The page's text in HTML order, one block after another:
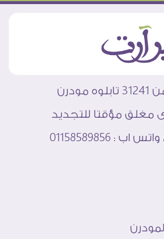
مودرن
مغلق مؤقتا للتجديد
: 01158589856